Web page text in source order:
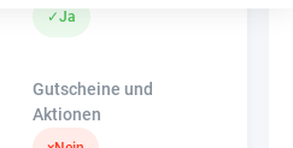
✓Ja
Gutscheine und
Aktionen